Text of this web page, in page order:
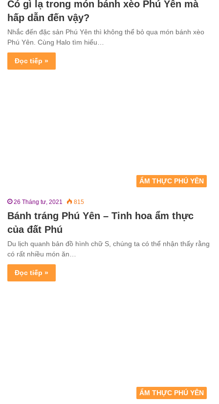
Có gì lạ trong món bánh xèo Phú Yên mà
hấp dẫn đến vậy?
Nhắc đến đặc sản Phú Yên thì không thể bỏ qua món bánh xèo
Phú Yên. Cùng Halo tìm hiểu…
Đọc tiếp »
ẨM THỰC PHÚ YÊN
26 Tháng tư, 2021 815
Bánh tráng Phú Yên – Tinh hoa ẩm thực
của đất Phú
Du lịch quanh bản đồ hình chữ S, chúng ta có thể nhận thấy rằng
có rất nhiều món ăn…
Đọc tiếp »
ẨM THỰC PHÚ YÊN